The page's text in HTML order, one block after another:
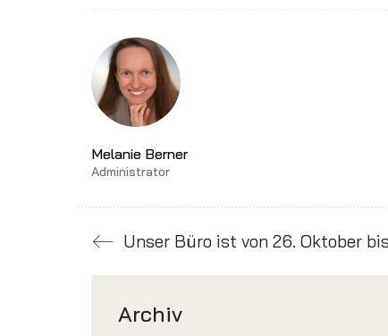
Melanie Berner
Administrator
Archiv